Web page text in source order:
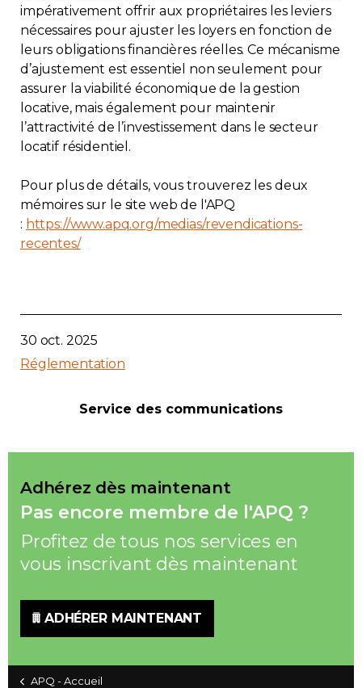
impérativement offrir aux propriétaires les leviers
nécessaires pour ajuster les loyers en fonction de
leurs obligations financières réelles. Ce mécanisme
d’ajustement est essentiel non seulement pour
assurer la viabilité économique de la gestion
locative, mais également pour maintenir
l’attractivité de l’investissement dans le secteur
locatif résidentiel.
Pour plus de détails, vous trouverez les deux
mémoires sur le site web de l'APQ
: https://www.apq.org/medias/revendications-
recentes/
30 oct. 2025
Réglementation
Service des communications
Adhérez dès maintenant
Pas encore membre de l'APQ ?
Profitez de tous nos services en
vous inscrivant dès maintenant
ADHÉRER MAINTENANT
APQ - Accueil